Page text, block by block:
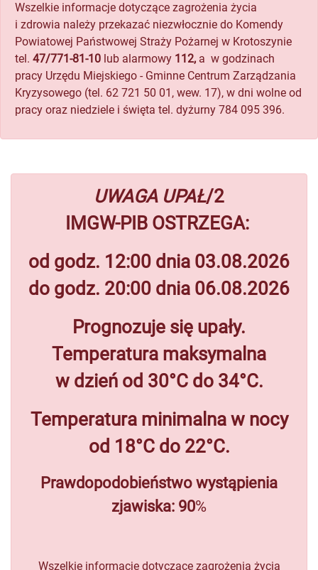
Wszelkie informacje dotyczące zagrożenia życia
i zdrowia należy przekazać niezwłocznie do Komendy
Powiatowej Państwowej Straży Pożarnej w Krotoszynie
tel. 47/771-81-10 lub alarmowy 112, a w godzinach
pracy Urzędu Miejskiego - Gminne Centrum Zarządzania
Kryzysowego (tel. 62 721 50 01, wew. 17), w dni wolne od
pracy oraz niedziele i święta tel. dyżurny 784 095 396.
UWAGA UPAŁ/2
IMGW-PIB OSTRZEGA:
od godz. 12:00 dnia 03.08.2026
do godz. 20:00 dnia 06.08.2026
Prognozuje się upały.
Temperatura maksymalna
w dzień od 30°C do 34°C.
Temperatura minimalna w nocy
od 18°C do 22°C.
Prawdopodobieństwo wystąpienia
zjawiska: 90%
Wszelkie informacje dotyczące zagrożenia życia